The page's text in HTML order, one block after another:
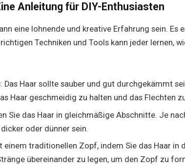
Anleitung für DIY-Enthusiasten
eine lohnende und kreative Erfahrung sein. Es
Techniken und Tools kann jeder lernen,
: Das Haar sollte sauber und gut durchgekämmt
Haar geschmeidig zu halten und das Flechten
Sie das Haar in gleichmäßige Abschnitte. Je
oder dünner sein.
einem traditionellen Zopf, indem Sie das Haar in
übereinander zu legen, um den Zopf zu